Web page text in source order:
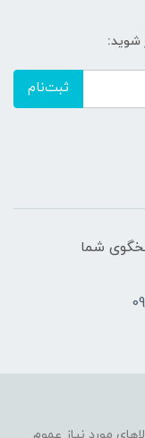
شوید:
ثبت‌نام
پاسخگوی شما